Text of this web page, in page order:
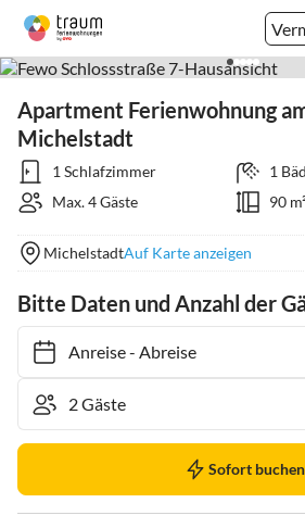
Apartment Ferienwohnung
Michelstadt
1 Schlafzimmer
1
Max. 4 Gäste
90
MichelstadtAuf Karte anzeigen
Bitte Daten und Anzahl der
Anreise- Abreise
Sofort buchen